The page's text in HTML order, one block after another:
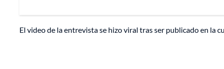
El video de la entrevista se hizo viral tras ser publicado en la